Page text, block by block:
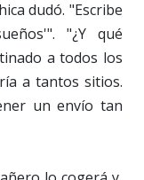
dudó. "Escribe
"¿Y qué
a todos los
a tantos sitios.
un envío tan